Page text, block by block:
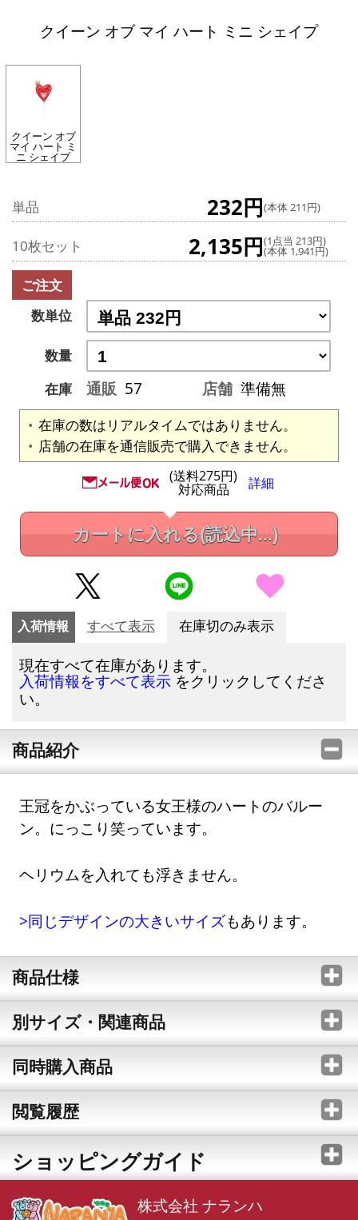
クイーン オブ マイ ハート ミニ シェイプ
クイーン オブ
マイ ハート ミ
ニ シェイプ
単品 232円(本体 211円)
10枚セット 2,135円(1点当 213円)
(本体 1,941円)
ご注文
数単位
数量
在庫
通販 57 店舗 準備無
在庫の数はリアルタイムではありません。
店舗の在庫を通信販売で購入できません。
(送料275円)
対応商品 詳細
カートに入れる(読込中...)
入荷情報 すべて表示 在庫切のみ表示
現在すべて在庫があります。
入荷情報をすべて表示 をクリックしてくださ
い。
商品紹介
王冠をかぶっている女王様のハートのバルー
ン。にっこり笑っています。
ヘリウムを入れても浮きません。
>同じデザインの大きいサイズもあります。
商品仕様
別サイズ・関連商品
同時購入商品
閲覧履歴
ショッピングガイド
株式会社 ナランハ